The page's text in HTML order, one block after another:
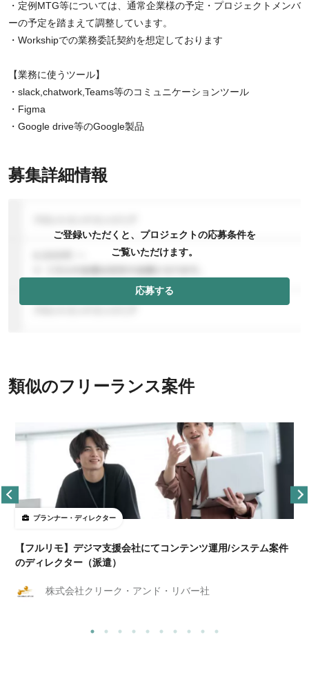
・定例MTG等については、通常企業様の予定・プロジェクトメンバ
ーの予定を踏まえて調整しています。
・Workshipでの業務委託契約を想定しております
【業務に使うツール】
・slack,chatwork,Teams等のコミュニケーションツール
・Figma
・Google drive等のGoogle製品
募集詳細情報
ご登録いただくと、プロジェクトの応募条件を
ご覧いただけます。
応募する
類似のフリーランス案件
プランナー・ディレクター
【フルリモ】デジマ支援会社にてコンテンツ運用/システム案件
のディレクター（派遣）
株式会社クリーク・アンド・リバー社